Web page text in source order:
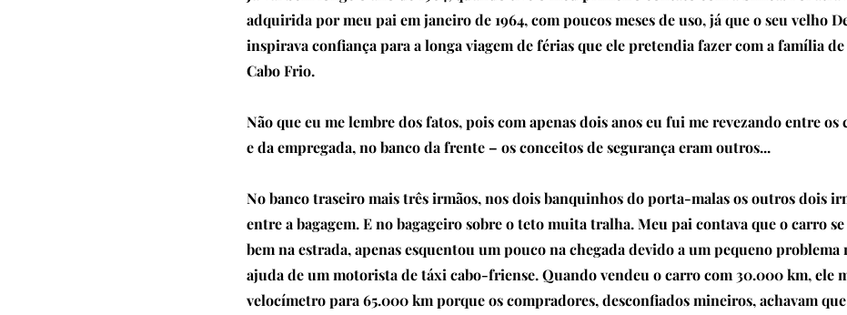
adquirida por meu pai em janeiro de 1964, com poucos meses de uso, já que o seu velho
inspirava confiança para a longa viagem de férias que ele pretendia fazer com a família
Cabo Frio.
Não que eu me lembre dos fatos, pois com apenas dois anos eu fui me revezando entre os
e da empregada, no banco da frente – os conceitos de segurança eram outros...
No banco traseiro mais três irmãos, nos dois banquinhos do porta-malas os outros dois
entre a bagagem. E no bagageiro sobre o teto muita tralha. Meu pai contava que o carro
bem na estrada, apenas esquentou um pouco na chegada devido a um pequeno problema
ajuda de um motorista de táxi cabo-friense. Quando vendeu o carro com 30.000 km, ele
velocímetro para 65.000 km porque os compradores, desconfiados mineiros, achavam